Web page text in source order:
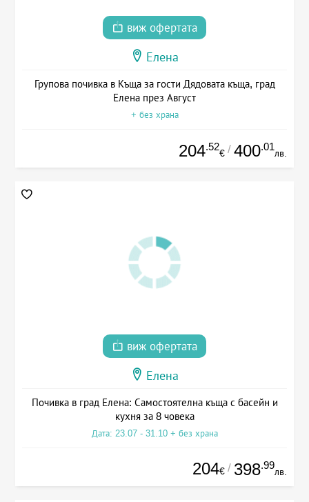
виж офертата
Елена
Групова почивка в Къща за гости Дядовата къща, град
Елена през Август
+ без храна
204.52
€ / 400.01
лв.
виж офертата
Елена
Почивка в град Елена: Самостоятелна къща с басейн и
кухня за 8 човека
Дата: 23.07 - 31.10 + без храна
204€ / 398.99
лв.